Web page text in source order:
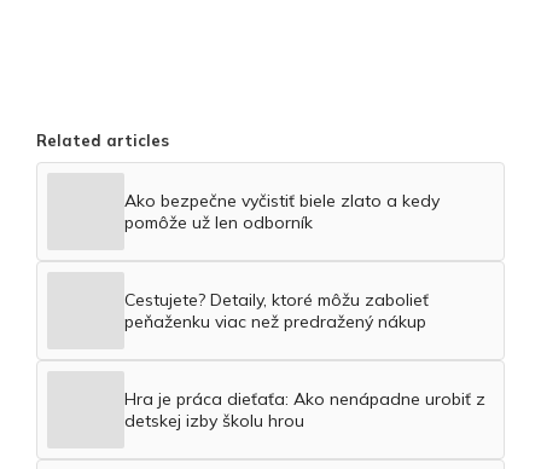
Related articles
Ako bezpečne vyčistiť biele zlato a kedy
pomôže už len odborník
Cestujete? Detaily, ktoré môžu zabolieť
peňaženku viac než predražený nákup
Hra je práca dieťaťa: Ako nenápadne urobiť z
detskej izby školu hrou